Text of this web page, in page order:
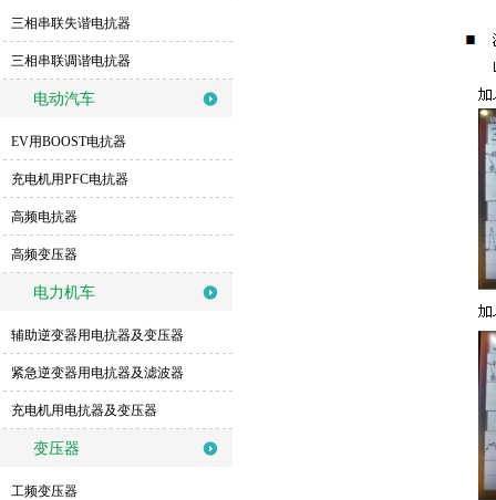
三相串联失谐电抗器
三相串联调谐电抗器
电动汽车
EV用BOOST电抗器
充电机用PFC电抗器
高频电抗器
高频变压器
电力机车
辅助逆变器用电抗器及变压器
紧急逆变器用电抗器及滤波器
充电机用电抗器及变压器
变压器
工频变压器